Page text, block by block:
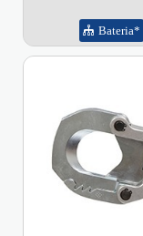
Bateria*